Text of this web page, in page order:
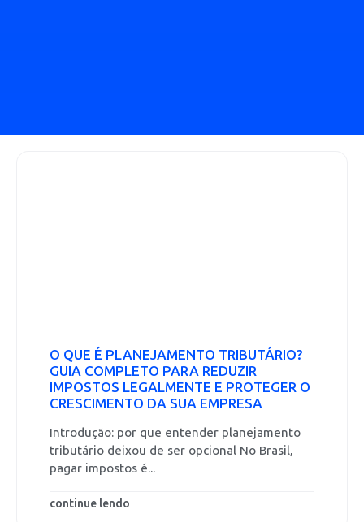
O QUE É PLANEJAMENTO TRIBUTÁRIO?
GUIA COMPLETO PARA REDUZIR
IMPOSTOS LEGALMENTE E PROTEGER O
CRESCIMENTO DA SUA EMPRESA
Introdução: por que entender planejamento
tributário deixou de ser opcional No Brasil,
pagar impostos é...
continue lendo